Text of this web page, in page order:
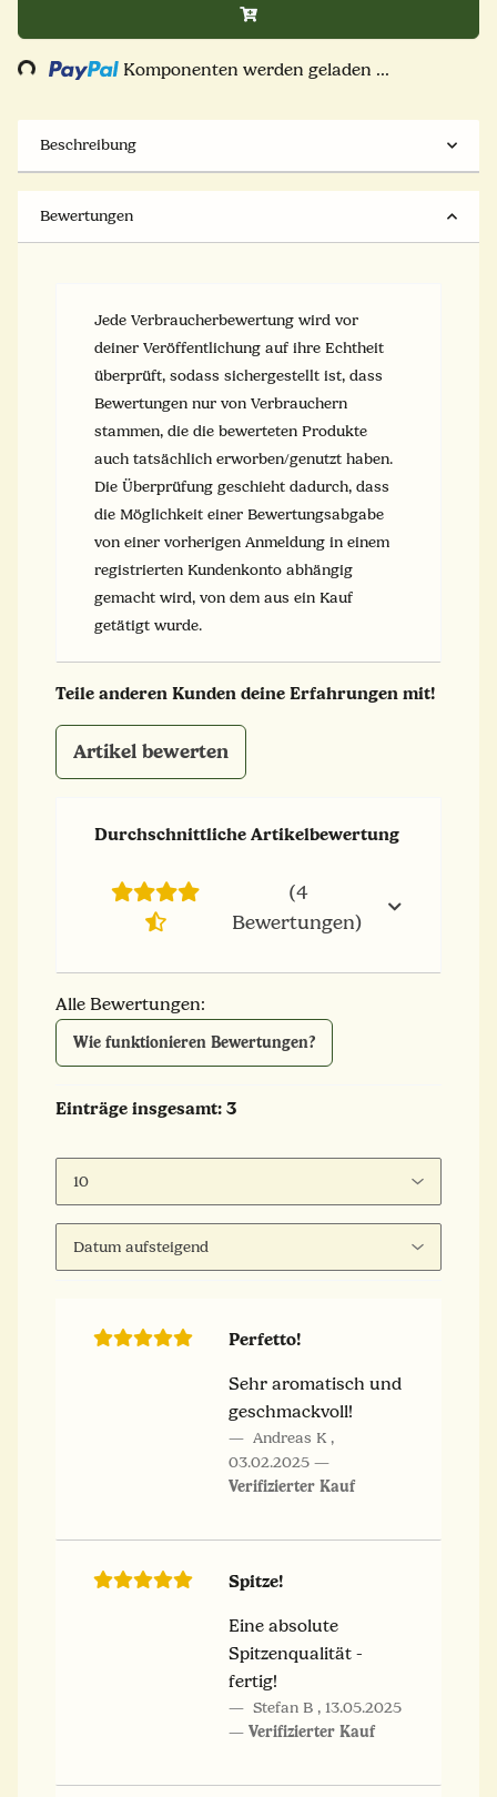
Loading... Komponenten werden geladen ...
Beschreibung
Bewertungen
Jede Verbraucherbewertung wird vor
deiner Veröffentlichung auf ihre Echtheit
überprüft, sodass sichergestellt ist, dass
Bewertungen nur von Verbrauchern
stammen, die die bewerteten Produkte
auch tatsächlich erworben/genutzt haben.
Die Überprüfung geschieht dadurch, dass
die Möglichkeit einer Bewertungsabgabe
von einer vorherigen Anmeldung in einem
registrierten Kundenkonto abhängig
gemacht wird, von dem aus ein Kauf
getätigt wurde.
Durchschnittliche Artikelbewertung
(4
Bewertungen)
Teile anderen Kunden deine Erfahrungen mit!
Artikel bewerten
Alle Bewertungen:
Wie funktionieren Bewertungen?
Einträge insgesamt: 3
Perfetto!
Sehr aromatisch und
geschmackvoll!
Andreas K ,
03.02.2025
Verifizierter Kauf
Spitze!
Eine absolute
Spitzenqualität -
fertig!
Stefan B , 13.05.2025
Verifizierter Kauf